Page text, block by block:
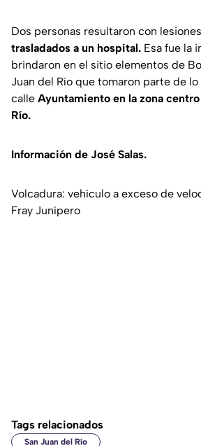
Dos personas resultaron con
trasladados a un hospital. Esa fue la
brindaron en el sitio elementos de
Juan del Río que tomaron parte de
calle Ayuntamiento en la zona
Río.
Información de José Salas.
Volcadura: vehículo a exceso de
Fray Junípero
Tags relacionados
San Juan del Río